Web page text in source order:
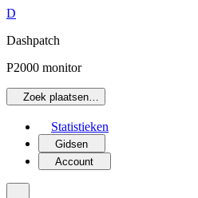
D
Dashpatch
P2000 monitor
Zoek plaatsen…
Statistieken
Gidsen
Account